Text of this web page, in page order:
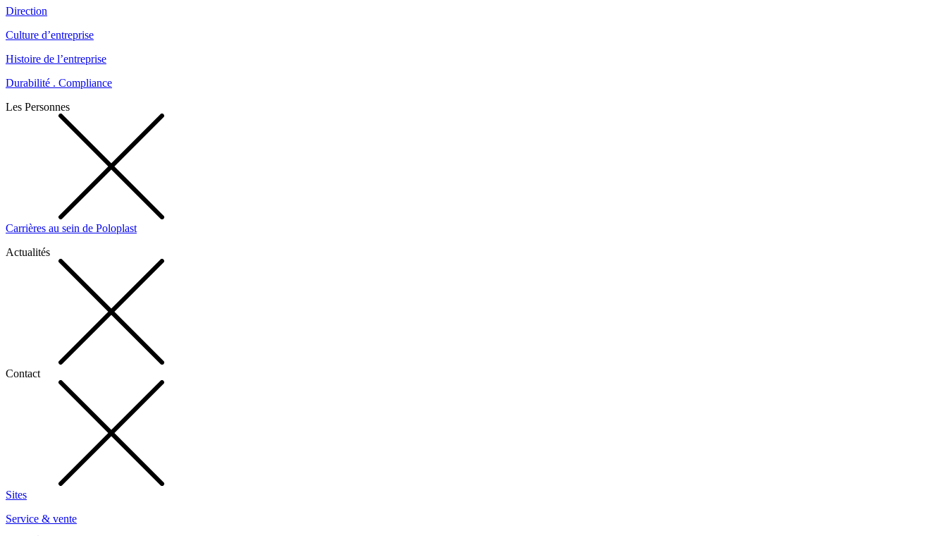
Direction
Culture d’entreprise
Histoire de l’entreprise
Durabilité . Compliance
Les Personnes
Carrières au sein de Poloplast
Actualités
Contact
Sites
Service & vente